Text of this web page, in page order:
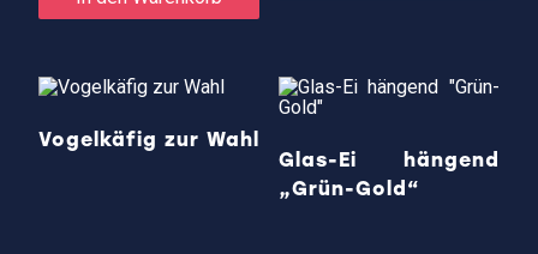
Vogelkäfig zur Wahl
Glas-Ei hängend
„Grün-Gold“